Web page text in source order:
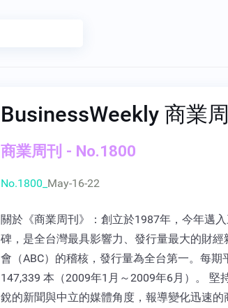
BusinessWeekly 商業
商業周刊 - No.1800
No.1800_ May-16-22
關於《商業周刊》：創立於1987年，今年邁
碑，是全台灣最具影響力、發行量最大的財經
會（ABC）的稽核，發行量為全台第一。每期
147,339 本（2009年1月～2009年6月）。 堅
銳的新聞與中立的媒體角度，報導變化迅速的